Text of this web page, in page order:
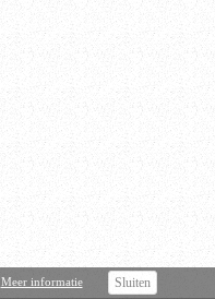
Meer informatie Sluiten